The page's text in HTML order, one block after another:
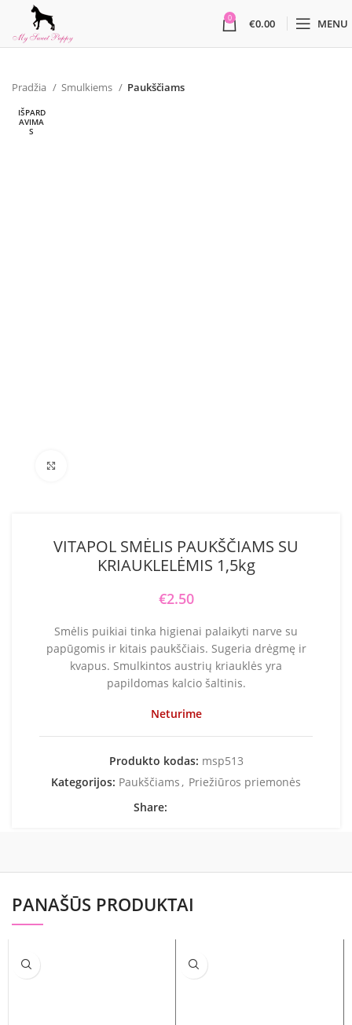
0 €0.00 MENU
Pradžia Smulkiems Paukščiams
IŠPARD
AVIMA
S
VITAPOL SMĖLIS PAUKŠČIAMS SU
KRIAUKLELĖMIS 1,5kg
€2.50
Smėlis puikiai tinka higienai palaikyti narve su
papūgomis ir kitais paukščiais. Sugeria drėgmę ir
kvapus. Smulkintos austrių kriauklės yra
papildomas kalcio šaltinis.
Neturime
Produkto kodas: msp513
Kategorijos: Paukščiams , Priežiūros priemonės
Share:
PANAŠŪS PRODUKTAI